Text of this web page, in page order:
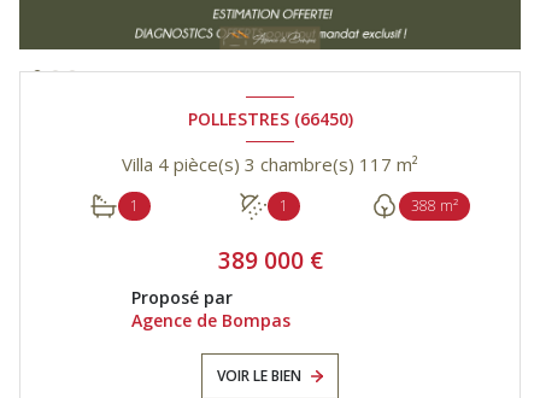
POLLESTRES (66450)
Villa 4 pièce(s) 3 chambre(s) 117 m²
1 1 388 m²
389 000 €
Proposé par
Agence de Bompas
VOIR LE BIEN